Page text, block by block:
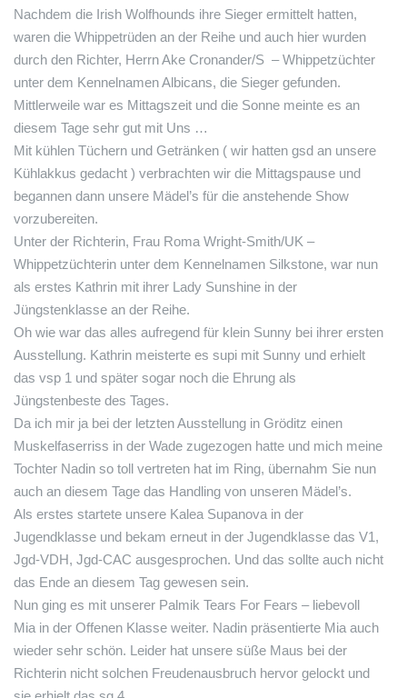
Nachdem die Irish Wolfhounds ihre Sieger ermittelt hatten,
waren die Whippetrüden an der Reihe und auch hier wurden
durch den Richter, Herrn Ake Cronander/S – Whippetzüchter
unter dem Kennelnamen Albicans, die Sieger gefunden.
Mittlerweile war es Mittagszeit und die Sonne meinte es an
diesem Tage sehr gut mit Uns …
Mit kühlen Tüchern und Getränken ( wir hatten gsd an unsere
Kühlakkus gedacht ) verbrachten wir die Mittagspause und
begannen dann unsere Mädel’s für die anstehende Show
vorzubereiten.
Unter der Richterin, Frau Roma Wright-Smith/UK –
Whippetzüchterin unter dem Kennelnamen Silkstone, war nun
als erstes Kathrin mit ihrer Lady Sunshine in der
Jüngstenklasse an der Reihe.
Oh wie war das alles aufregend für klein Sunny bei ihrer ersten
Ausstellung. Kathrin meisterte es supi mit Sunny und erhielt
das vsp 1 und später sogar noch die Ehrung als
Jüngstenbeste des Tages.
Da ich mir ja bei der letzten Ausstellung in Gröditz einen
Muskelfaserriss in der Wade zugezogen hatte und mich meine
Tochter Nadin so toll vertreten hat im Ring, übernahm Sie nun
auch an diesem Tage das Handling von unseren Mädel’s.
Als erstes startete unsere Kalea Supanova in der
Jugendklasse und bekam erneut in der Jugendklasse das V1,
Jgd-VDH, Jgd-CAC ausgesprochen. Und das sollte auch nicht
das Ende an diesem Tag gewesen sein.
Nun ging es mit unserer Palmik Tears For Fears – liebevoll
Mia in der Offenen Klasse weiter. Nadin präsentierte Mia auch
wieder sehr schön. Leider hat unsere süße Maus bei der
Richterin nicht solchen Freudenausbruch hervor gelockt und